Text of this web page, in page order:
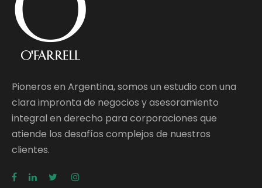
Pioneros en Argentina, somos un estudio con una
clara impronta de negocios y asesoramiento
integral en derecho para corporaciones que
atiende los desafíos complejos de nuestros
clientes.